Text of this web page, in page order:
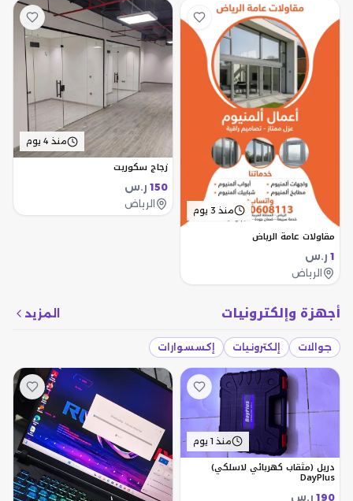
منذ 3 يوم
مقاولات عامة الرياض
1 ر.س
الرياض
منذ 4 يوم
زجاج سكوريت
150 ر.س
الرياض
أجهزة وإلكترونيات المزيد
جوالات إلكترونيات إكسسوارات
منذ 1 يوم
دريل (مثقاب كهربائي لاسلكي)
DayPlus
190 ر.س